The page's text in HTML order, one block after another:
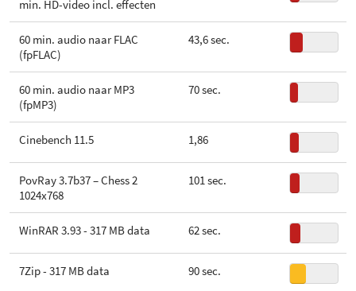
min. HD-video incl. effecten
60 min. audio naar FLAC
(fpFLAC)
43,6 sec.
60 min. audio naar MP3
(fpMP3)
70 sec.
Cinebench 11.5 1,86
PovRay 3.7b37 – Chess 2
1024x768
101 sec.
WinRAR 3.93 - 317 MB data 62 sec.
7Zip - 317 MB data 90 sec.